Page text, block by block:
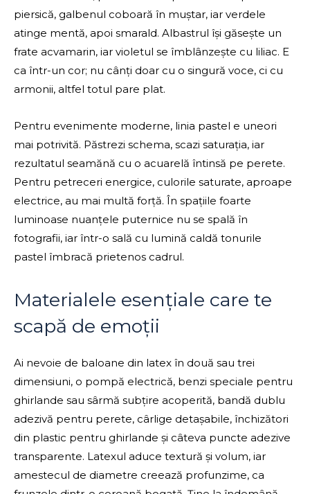
piersică, galbenul coboară în muștar, iar verdele
atinge mentă, apoi smarald. Albastrul își găsește un
frate acvamarin, iar violetul se îmblânzește cu liliac. E
ca într-un cor; nu cânți doar cu o singură voce, ci cu
armonii, altfel totul pare plat.
Pentru evenimente moderne, linia pastel e uneori
mai potrivită. Păstrezi schema, scazi saturația, iar
rezultatul seamănă cu o acuarelă întinsă pe perete.
Pentru petreceri energice, culorile saturate, aproape
electrice, au mai multă forță. În spațiile foarte
luminoase nuanțele puternice nu se spală în
fotografii, iar într-o sală cu lumină caldă tonurile
pastel îmbracă prietenos cadrul.
Materialele esențiale care te
scapă de emoții
Ai nevoie de baloane din latex în două sau trei
dimensiuni, o pompă electrică, benzi speciale pentru
ghirlande sau sârmă subțire acoperită, bandă dublu
adezivă pentru perete, cârlige detașabile, închizători
din plastic pentru ghirlande și câteva puncte adezive
transparente. Latexul aduce textură și volum, iar
amestecul de diametre creează profunzime, ca